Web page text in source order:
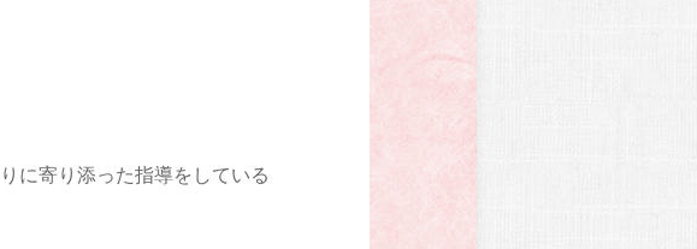
に寄り添った指導をしている